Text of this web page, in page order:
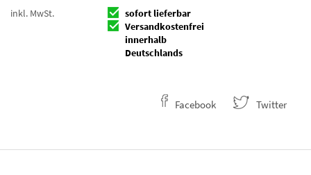
inkl. MwSt.
sofort lieferbar
Versandkostenfrei
innerhalb
Deutschlands
Facebook Twitter